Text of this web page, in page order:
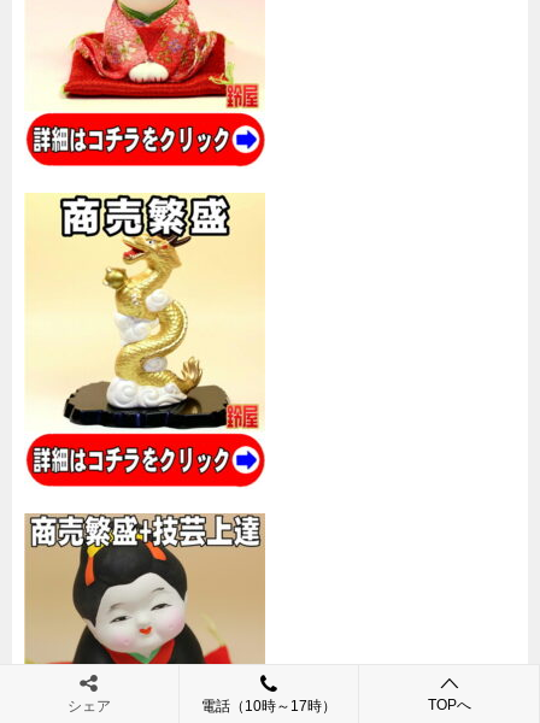
シェア 電話（10時～17時） TOPへ